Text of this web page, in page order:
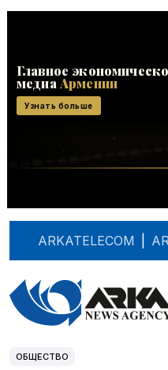
ARKATELECOM
ОБЩЕСТВО